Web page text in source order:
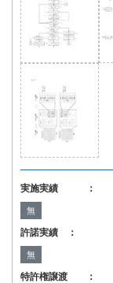
実施実績 ：
無
許諾実績 ：
無
特許権譲渡 ：